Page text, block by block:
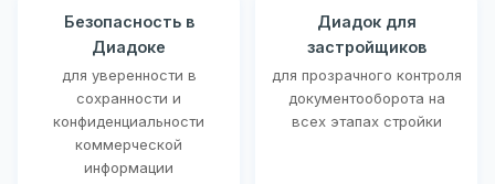
Безопасность в
Диадоке
для уверенности в
сохранности и
конфиденциальности
коммерческой
информации
Диадок для
застройщиков
для прозрачного контроля
документооборота на
всех этапах стройки